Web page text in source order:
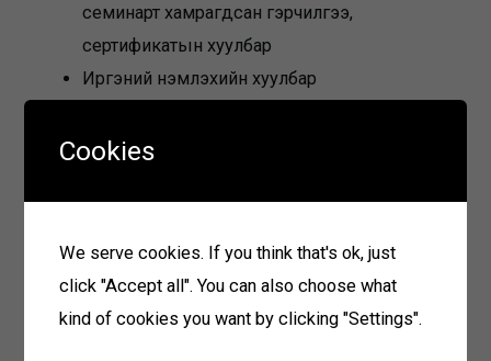
семинарт хамрагдсан гэрчилгээ,
сертификатын хуулбар
Иргэний үнэмлэхийн хуулбар
тухай тодорхойлолт (e-mongolia лавлагаа)
Сонгон шалгаруулалтын материал хүлээн авах
Сонгон шалгаруулалтад оролцох нэр дэвшигчдийн
материалыг 2024 оны 10 дугаар сарын 07-ны
Cookies
We serve cookies. If you think that's ok, just
click "Accept all". You can also choose what
kind of cookies you want by clicking "Settings".